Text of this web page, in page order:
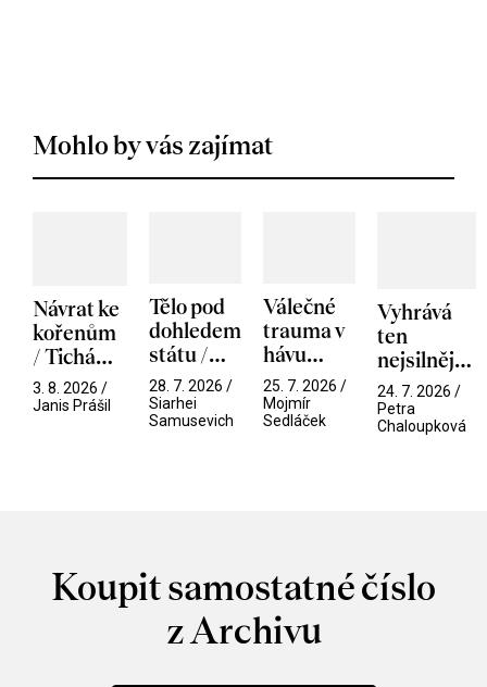
Mohlo by vás zajímat
Návrat ke
kořenům
/ Tichá
přítelkyně
3. 8. 2026 /
Janis Prášil
Tělo pod
dohledem
státu /
Pramen
28. 7. 2026 /
Siarhei
Samusevich
Válečné
trauma v
hávu
spektáklu
/ Odyssea
25. 7. 2026 /
Mojmír
Sedláček
Vyhrává
ten
nejsilnější
/ V nitru
manosféry
24. 7. 2026 /
Petra
Chaloupková
Koupit samostatné číslo
z Archivu